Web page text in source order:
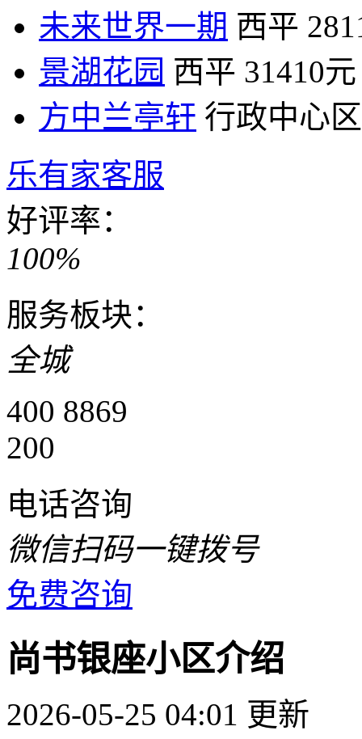
未来世界一期 西平
景湖花园 西平 31410元
方中兰亭轩 行政中心区
乐有家客服
好评率：
100%
服务板块：
全城
400 8869
200
电话咨询
微信扫码一键拨号
免费咨询
尚书银座小区介绍
2026-05-25 04:01 更新